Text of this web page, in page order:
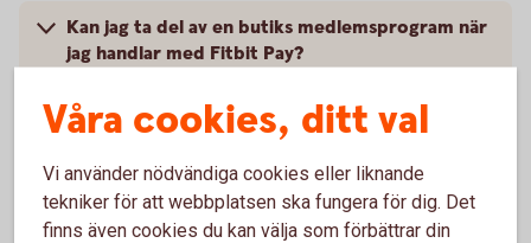
Kan jag ta del av en butiks medlemsprogram när
jag handlar med Fitbit Pay?
Vad behöver jag göra om jag blivit av med min
Jag har fått ett nytt kort, vad gör jag?
Våra cookies, ditt val
Vi använder nödvändiga cookies eller liknande
tekniker för att webbplatsen ska fungera för dig. Det
finns även cookies du kan välja som förbättrar din